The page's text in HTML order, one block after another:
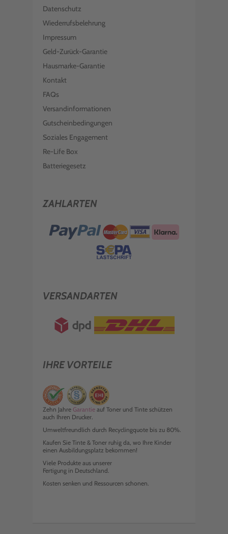
Datenschutz
Wiederrufsbelehrung
Impressum
Geld-Zurück-Garantie
Hausmarke-Garantie
Kontakt
FAQs
Versandinformationen
Gutscheinbedingungen
Soziales Engagement
Re-Life Box
Batteriegesetz
ZAHLARTEN
VERSANDARTEN
IHRE VORTEILE
Zehn Jahre Garantie auf Toner und Tinte schützen
auch Ihren Drucker.
Umweltfreundlich durch Recyclingquote bis zu 80%.
Kaufen Sie Tinte & Toner ruhig da, wo Ihre Kinder
einen Ausbildungsplatz bekommen!
Viele Produkte aus unserer
Fertigung in Deutschland.
Kosten senken und Ressourcen schonen.